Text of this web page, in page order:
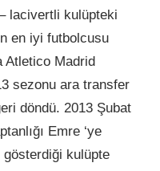
lacivertli kulüpteki
en iyi futbolcusu
Atletico Madrid
sezonu ara transfer
döndü. 2013 Şubat
Emre ‘ye
gösterdiği kulüpte